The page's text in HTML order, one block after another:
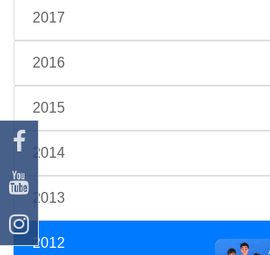
2017
2016
2015
2014
2013
2012